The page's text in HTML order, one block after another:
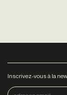
Inscrivez-vous à la